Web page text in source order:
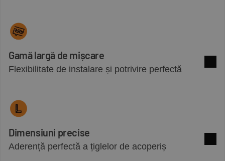
Gamă largă de mișcare
Flexibilitate de instalare și potrivire perfectă
Dimensiuni precise
Aderență perfectă a țiglelor de acoperiș